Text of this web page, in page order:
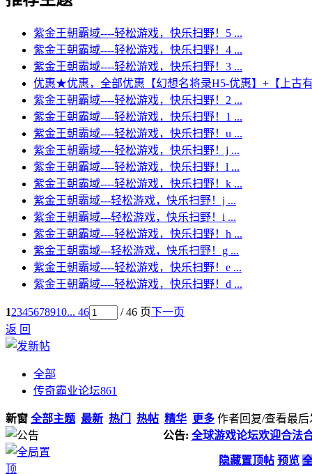
紫金王朝霸域----轻松游戏，快乐扫野！5 ...
紫金王朝霸域----轻松游戏，快乐扫野！4 ...
紫金王朝霸域----轻松游戏，快乐扫野！3 ...
优惠★优惠，全部优惠【幻想名将录H5-优惠】+【上古
紫金王朝霸域----轻松游戏，快乐扫野！2 ...
紫金王朝霸域----轻松游戏，快乐扫野！1 ...
紫金王朝霸域----轻松游戏，快乐扫野！u ...
紫金王朝霸域----轻松游戏，快乐扫野！j ...
紫金王朝霸域----轻松游戏，快乐扫野！l ...
紫金王朝霸域----轻松游戏，快乐扫野！k ...
紫金王朝霸域---轻松游戏，快乐扫野！j ...
紫金王朝霸域---轻松游戏，快乐扫野！i ...
紫金王朝霸域----轻松游戏，快乐扫野！h ...
紫金王朝霸域---轻松游戏，快乐扫野！g ...
紫金王朝霸域----轻松游戏，快乐扫野！e ...
紫金王朝霸域----轻松游戏，快乐扫野！d ...
12345678910... 46 / 46 页下一页
返 回
全部
传奇霸业论坛861
新窗 全部主题 最新 热门 热帖 精华 更多 作者回复/查看最后
公告: 全球游戏论坛欢迎合法
隐藏置顶帖 预览